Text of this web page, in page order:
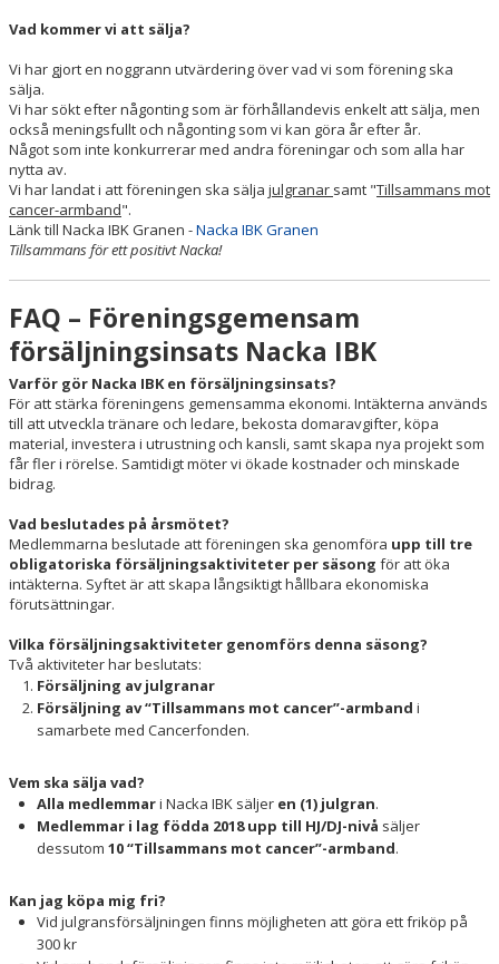
KLUBBSHOPEN
INNEBANDY PLAY
NACKAPOKALEN
DOMARE & MATCHLEDARE
Vad kommer vi att sälja?
Vi har gjort en noggrann utvärdering över vad vi som förening ska
sälja.
Vi har sökt efter någonting som är förhållandevis enkelt att sälja, men
också meningsfullt och någonting som vi kan göra år efter år.
Något som inte konkurrerar med andra föreningar och som alla har
nytta av.
Vi har landat i att föreningen ska sälja julgranar samt "Tillsammans mot
cancer-armband".
Länk till Nacka IBK Granen -Nacka IBK Granen
Tillsammans för ett positivt Nacka!
FAQ – Föreningsgemensam
försäljningsinsats Nacka IBK
Varför gör Nacka IBK en försäljningsinsats?
För att stärka föreningens gemensamma ekonomi. Intäkterna används
till att utveckla tränare och ledare, bekosta domaravgifter, köpa
material, investera i utrustning och kansli, samt skapa nya projekt som
får fler i rörelse. Samtidigt möter vi ökade kostnader och minskade
bidrag.
Vad beslutades på årsmötet?
Medlemmarna beslutade att föreningen ska genomföra upp till tre
obligatoriska försäljningsaktiviteter per säsong för att öka
intäkterna. Syftet är att skapa långsiktigt hållbara ekonomiska
förutsättningar.
Vilka försäljningsaktiviteter genomförs denna säsong?
Två aktiviteter har beslutats:
Försäljning av julgranar
Försäljning av “Tillsammans mot cancer”-armband i
samarbete med Cancerfonden.
Vem ska sälja vad?
Alla medlemmari Nacka IBK säljer en (1) julgran.
Medlemmar i lag födda 2018 upp till HJ/DJ-nivå säljer
dessutom 10 “Tillsammans mot cancer”-armband.
Kan jag köpa mig fri?
Vid julgransförsäljningen finns möjligheten att göra ett friköp på
300 kr